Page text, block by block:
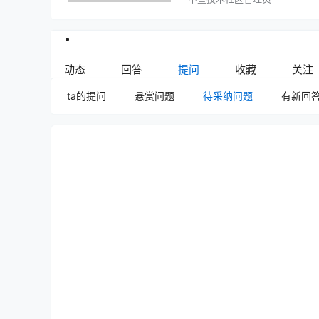
动态 回答 提问 收藏 关注
ta的提问 悬赏问题 待采纳问题 有新回